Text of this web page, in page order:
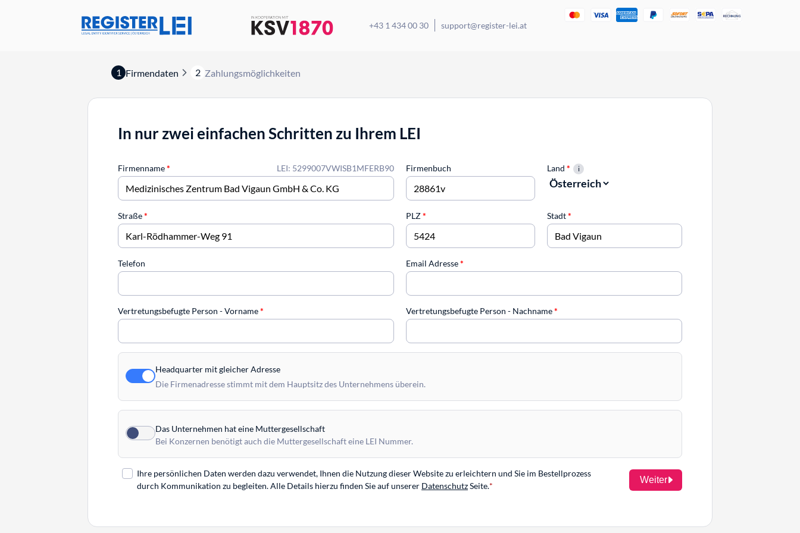
+43 1 434 00 30 support@register-lei.at
1 Firmendaten 2 Zahlungsmöglichkeiten
In nur zwei einfachen Schritten zu Ihrem LEI
LEI: 5299007VWISB1MFERB90
Firmenname* Firmenbuch Land *
Straße* PLZ* Stadt*
Telefon Email Adresse*
Vertretungsbefugte Person - Vorname* Vertretungsbefugte Person - Nachname*
Headquarter mit gleicher Adresse
Die Firmenadresse stimmt mit dem Hauptsitz des Unternehmens überein.
Das Unternehmen hat eine Muttergesellschaft
Bei Konzernen benötigt auch die Muttergesellschaft eine LEI Nummer.
Ihre persönlichen Daten werden dazu verwendet, Ihnen die Nutzung dieser Website zu erleichtern und Sie im Bestellprozess
durch Kommunikation zu begleiten. Alle Details hierzu finden Sie auf unserer DatenschutzSeite.
Weiter